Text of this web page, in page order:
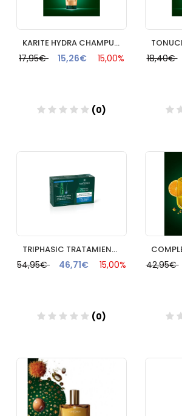
KARITE HYDRA CHAMPU HIDRATACION BRILLO RENE FURTERER 150 ML
17,95€ 15,26€ 15,00%
(0)
18,40€
TRIPHASIC TRATAMIENTO ANTICAIDA REACCIONAL RENE FURTERER 12
54,95€ 46,71€ 15,00%
(0)
42,95€